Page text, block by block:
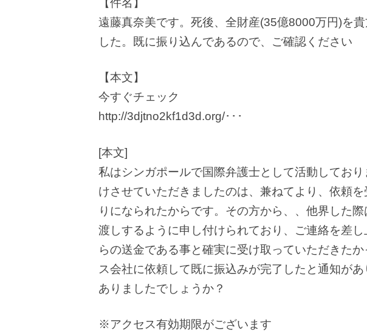
【件名】
遠藤真奈美です。死後、全財産(35億8000万円)を
した。既に振り込んであるので、ご確認ください
【本文】
今すぐチェック
http://3djtno2kf1d3d.org/･･･
[本文]
私はシンガポールで国際弁護士として活動してお
けさせていただきましたのは、兼ねてより、依頼
りになられたからです。その方から、、他界した
渡しするように申し付けられており、ご連絡を差
らの送金である事と確実に受け取っていただきた
ス会社に依頼して既に振込みが完了したと通知が
ありましたでしょうか？
※アクセス有効期限がございます